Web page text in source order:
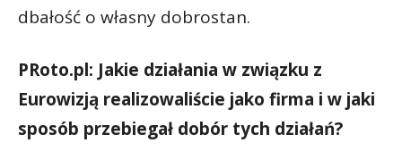
dbałość o własny dobrostan.
PRoto.pl: Jakie działania w związku z
Eurowizją realizowaliście jako firma i w jaki
sposób przebiegał dobór tych działań?